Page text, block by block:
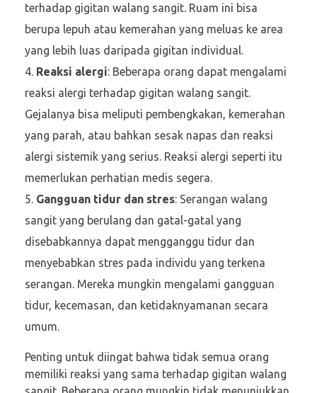
terhadap gigitan walang sangit. Ruam ini bisa
berupa lepuh atau kemerahan yang meluas ke area
yang lebih luas daripada gigitan individual.
Reaksi alergi: Beberapa orang dapat mengalami
reaksi alergi terhadap gigitan walang sangit.
Gejalanya bisa meliputi pembengkakan, kemerahan
yang parah, atau bahkan sesak napas dan reaksi
alergi sistemik yang serius. Reaksi alergi seperti itu
memerlukan perhatian medis segera.
Gangguan tidur dan stres: Serangan walang
sangit yang berulang dan gatal-gatal yang
disebabkannya dapat mengganggu tidur dan
menyebabkan stres pada individu yang terkena
serangan. Mereka mungkin mengalami gangguan
tidur, kecemasan, dan ketidaknyamanan secara
umum.
Penting untuk diingat bahwa tidak semua orang
memiliki reaksi yang sama terhadap gigitan walang